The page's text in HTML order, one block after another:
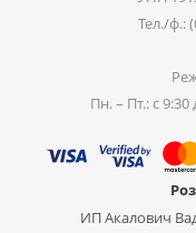
Тел./ф.:
Пн. – Пт.: с
ИП Акалович